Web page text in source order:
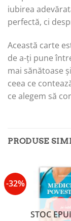
iubirea
perfectă, ci
Această carte
de a-ți pune
mai sănătoase
ceea ce
ce alegem să
PRODUSE
-32%
STOC